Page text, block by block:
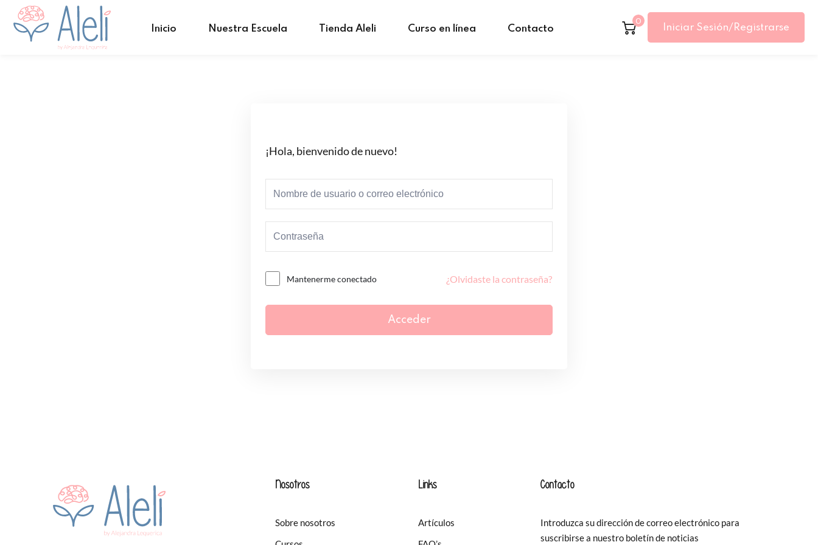
Inicio Nuestra Escuela Tienda Aleli Curso en línea Contacto
0
Iniciar Sesión/Registrarse
¡Hola, bienvenido de nuevo!
Mantenerme conectado ¿Olvidaste la contraseña?
Acceder
Nosotros
Sobre nosotros
Links
Artículos
Contacto
Introduzca su dirección de correo electrónico para
suscribirse a nuestro boletín de noticias